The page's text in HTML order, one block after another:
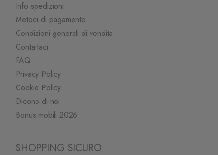
Info spedizioni
Metodi di pagamento
Condizioni generali di vendita
Contattaci
FAQ
Privacy Policy
Cookie Policy
Dicono di noi
Bonus mobili 2026
SHOPPING SICURO